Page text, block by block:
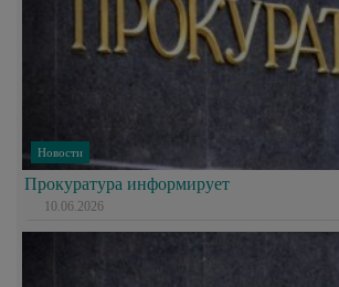
Новости
Прокуратура информирует
10.06.2026